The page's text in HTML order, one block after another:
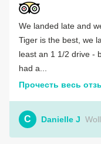
We landed late and
Tiger is the best, we
least an 1 1/2 drive -
had a...
Прочесть весь
C Danielle J